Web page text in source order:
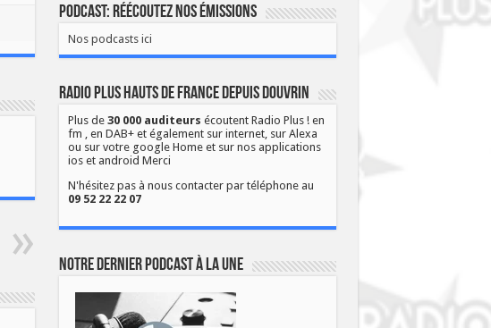
Podcast: Réécoutez nos émissions
Nos podcasts ici
Radio Plus Hauts de France depuis Douvrin
Plus de 30 000 auditeurs écoutent Radio Plus ! en
fm , en DAB+ et également sur internet, sur Alexa
ou sur votre google Home et sur nos applications
ios et android Merci
N'hésitez pas à nous contacter par téléphone au
09 52 22 22 07
Notre dernier podcast à la une